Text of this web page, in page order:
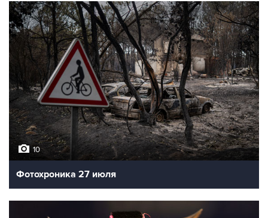
10
Фотохроника 27 июля